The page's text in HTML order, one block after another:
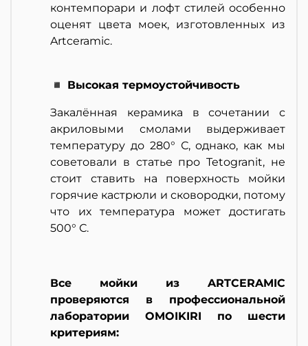
контемпорари и лофт стилей особенно
оценят цвета моек, изготовленных из
Artceramic.
◾ Высокая термоустойчивость
Закалённая керамика в сочетании с
акриловыми смолами выдерживает
температуру до 280° С, однако, как мы
советовали в статье про Tetogranit, не
стоит ставить на поверхность мойки
горячие кастрюли и сковородки, потому
что их температура может достигать
500° С.
Все мойки из ARTCERAMIC
проверяются в профессиональной
лаборатории OMOIKIRI по шести
критериям: